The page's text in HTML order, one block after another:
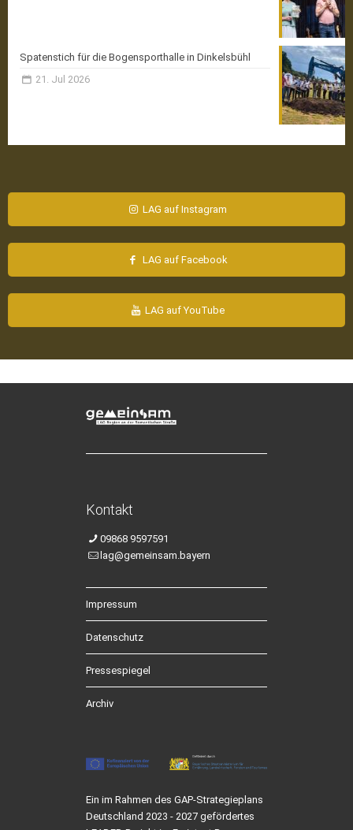
Spatenstich für die Bogensporthalle in Dinkelsbühl
21. Jul 2026
LAG auf Instagram
LAG auf Facebook
LAG auf YouTube
Kontakt
09868 9597591
lag@gemeinsam.bayern
Impressum
Datenschutz
Pressespiegel
Archiv
Ein im Rahmen des GAP-Strategieplans
Deutschland 2023 - 2027 gefördertes